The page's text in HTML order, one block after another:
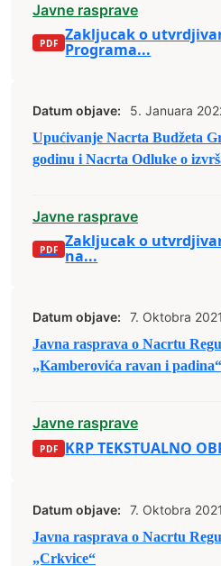
Javne rasprave
Zakljucak o
Programa...
Datum objave:
5. Januara
Upućivanje Nacrta Budžeta
godinu i Nacrta Odluke o
Javne rasprave
Zakljucak o
na...
Datum objave:
7. Oktobra
Javna rasprava o Nacrtu
„Kamberovića ravan i padina“
Javne rasprave
KRP TEKSTUALNO
Datum objave:
7. Oktobra
Javna rasprava o Nacrtu
„Crkvice“